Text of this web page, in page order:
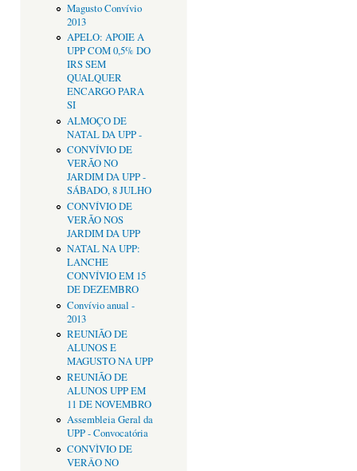
Magusto Convívio
2013
APELO: APOIE A
UPP COM 0,5% DO
IRS SEM
QUALQUER
ENCARGO PARA
SI
ALMOÇO DE
NATAL DA UPP -
CONVÍVIO DE
VERÃO NO
JARDIM DA UPP -
SÁBADO, 8 JULHO
CONVÍVIO DE
VERÃO NOS
JARDIM DA UPP
NATAL NA UPP:
LANCHE
CONVÍVIO EM 15
DE DEZEMBRO
Convívio anual -
2013
REUNIÃO DE
ALUNOS E
MAGUSTO NA UPP
REUNIÃO DE
ALUNOS UPP EM
11 DE NOVEMBRO
Assembleia Geral da
UPP - Convocatória
CONVÌVIO DE
VERÂO NO